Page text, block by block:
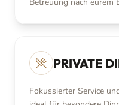
PRIVATE
Fokussierter Service